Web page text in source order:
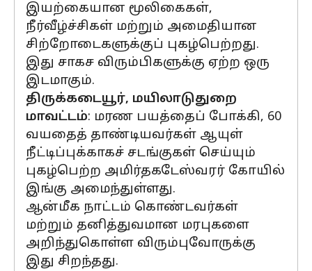
இயற்கையான மூலிகைகள்,
நீர்வீழ்ச்சிகள் மற்றும் அமைதியான
சிற்றோடைகளுக்குப் புகழ்பெற்றது.
இது சாகச விரும்பிகளுக்கு ஏற்ற ஒரு
இடமாகும்.
திருக்கடையூர், மயிலாடுதுறை
மாவட்டம்: மரண பயத்தைப் போக்கி, 60
வயதைத் தாண்டியவர்கள் ஆயுள்
நீட்டிப்புக்காகச் சடங்குகள் செய்யும்
புகழ்பெற்ற அமிர்தகடேஸ்வரர் கோயில்
இங்கு அமைந்துள்ளது.
ஆன்மீக நாட்டம் கொண்டவர்கள்
மற்றும் தனித்துவமான மரபுகளை
அறிந்துகொள்ள விரும்புவோருக்கு
இது சிறந்தது.